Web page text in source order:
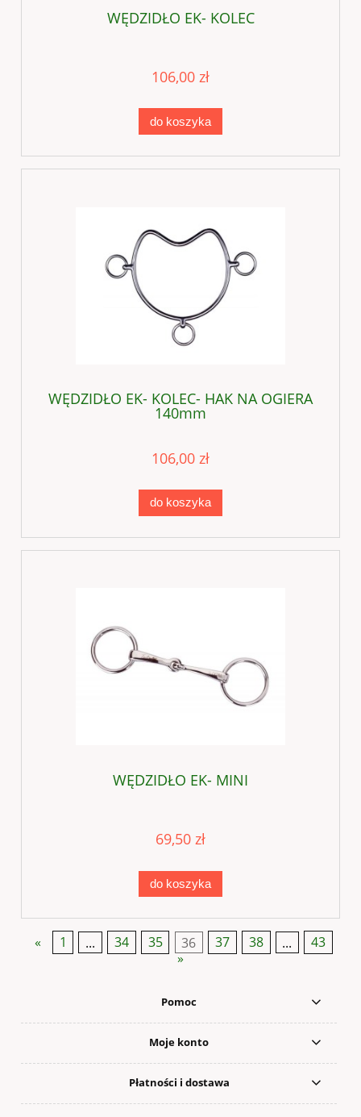
WĘDZIDŁO EK- KOLEC
106,00 zł
do koszyka
WĘDZIDŁO EK- KOLEC- HAK NA OGIERA
140mm
106,00 zł
do koszyka
WĘDZIDŁO EK- MINI
69,50 zł
do koszyka
« 1 ... 34 35 36 37 38 ...
43
»
Pomoc
Moje konto
Płatności i dostawa